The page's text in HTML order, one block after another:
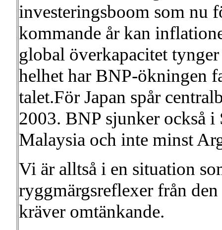
investeringsboom som nu
kommande år kan
global överkapacitet
helhet har BNP-ökningen
talet.För Japan spår
2003. BNP sjunker också
Malaysia och inte minst
Vi är alltså i en situation
ryggmärgsreflexer från
kräver omtänkande.